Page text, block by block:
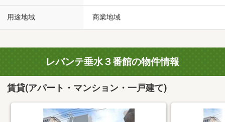
用途地域 商業地域
レバンテ垂水３番館の物件情報
賃貸(アパート・マンション・一戸建て)